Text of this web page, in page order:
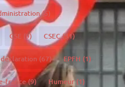
(5)
CSE(9) CSEC(31)
déclaration (67) EPFH (1)
france(9) Humeur(1)